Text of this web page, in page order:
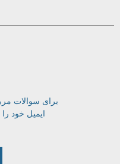
برای سوالات
ایمیل خود